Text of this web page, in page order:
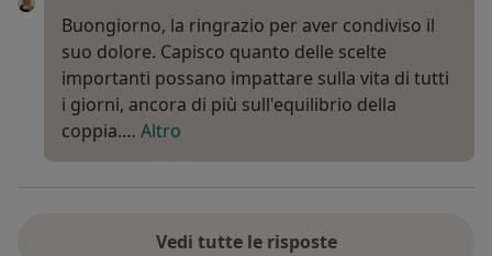
Buongiorno, la ringrazio per aver condiviso il
suo dolore. Capisco quanto delle scelte
importanti possano impattare sulla vita di tutti
i giorni, ancora di più sull'equilibrio della
coppia.… Altro
Vedi tutte le risposte